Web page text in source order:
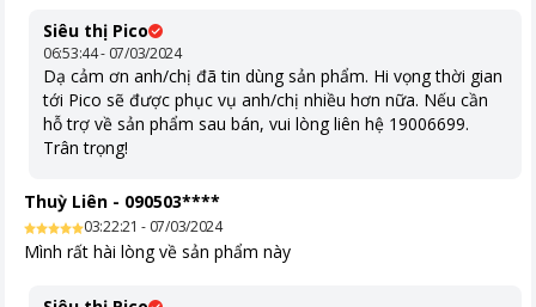
Siêu thị Pico
06:53:44 - 07/03/2024
Dạ cảm ơn anh/chị đã tin dùng sản phẩm. Hi vọng thời gian
tới Pico sẽ được phục vụ anh/chị nhiều hơn nữa. Nếu cần
hỗ trợ về sản phẩm sau bán, vui lòng liên hệ 19006699.
Trân trọng!
Thuỳ Liên - 090503****
03:22:21 - 07/03/2024
Mình rất hài lòng về sản phẩm này